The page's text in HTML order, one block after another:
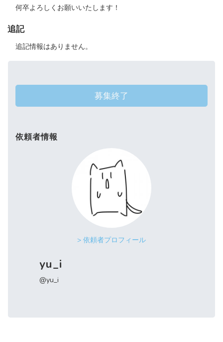
何卒よろしくお願いいたします！
追記
追記情報はありません。
募集終了
依頼者情報
> 依頼者プロフィール
yu_i
@yu_i